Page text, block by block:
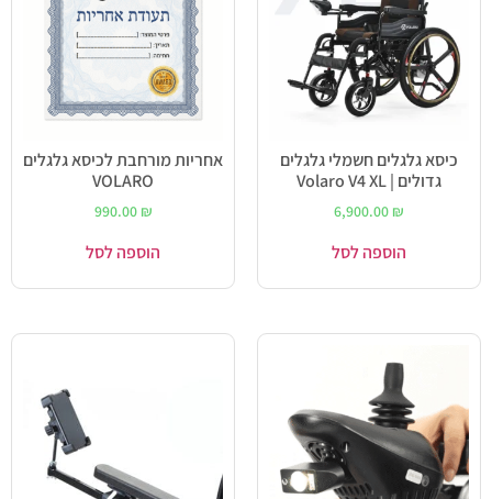
כיסא גלגלים חשמלי גלגלים
גדולים | Volaro V4 XL
6,900.00 ₪
הוספה לסל
אחריות מורחבת לכיסא גלגלים
VOLARO
990.00 ₪
הוספה לסל